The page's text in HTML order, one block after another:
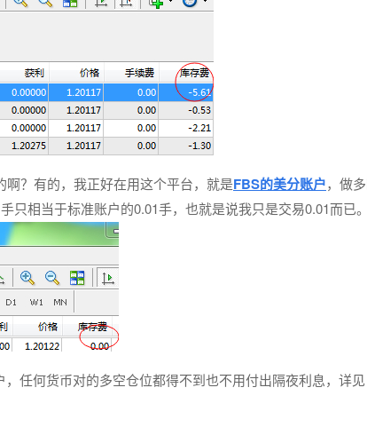
？有的，我正好在用这个平台，就是FBS的美分账户，做
相当于标准账户的0.01手，也就是说我只是交易0.01而已。
任何货币对的多空仓位都得不到也不用付出隔夜利息，详见